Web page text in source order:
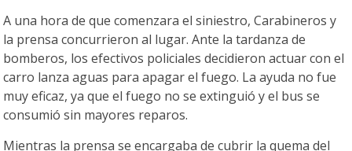
A una hora de que comenzara el siniestro, Carabineros y
la prensa concurrieron al lugar. Ante la tardanza de
bomberos, los efectivos policiales decidieron actuar con el
carro lanza aguas para apagar el fuego. La ayuda no fue
muy eficaz, ya que el fuego no se extinguió y el bus se
consumió sin mayores reparos.
Mientras la prensa se encargaba de cubrir la quema del